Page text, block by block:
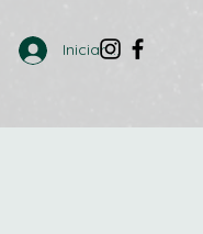
Iniciar sesión